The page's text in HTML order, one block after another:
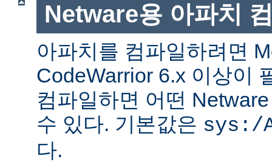
Netware용 아파치
아파치를 컴파일하려면
CodeWarrior 6.x 이상이
컴파일하면 어떤
수 있다. 기본값은 sys:/
다.